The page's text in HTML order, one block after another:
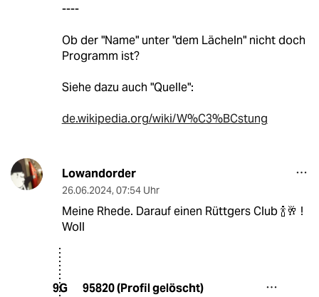
----
Ob der "Name" unter "dem Lächeln" nicht doch
Programm ist?
Siehe dazu auch "Quelle":
de.wikipedia.org/wiki/W%C3%BCstung
Lowandorder
26.06.2024, 07:54 Uhr
Meine Rhede. Darauf einen Rüttgers Club 🍾🥂 !
Woll
9G 95820 (Profil gelöscht)